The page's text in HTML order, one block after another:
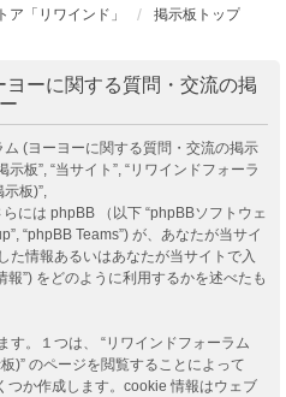
「リワインド」 掲示板トップ
ヨーに関する質問・交流の掲
ム (ヨーヨーに関する質問・交流の掲示
示板”, “当サイト”, “リワインドフォーラ
板)”,
には phpBB （以下 “phpBBソフトウェ
“phpBB Teams”) が、あなたが当サイ
た情報あるいはあなたが当サイトで入
”) をどのように利用するかを述べたも
す。１つは、 “リワインドフォーラム
)” のページを閲覧することによって
か作成します。cookie 情報はウェブ